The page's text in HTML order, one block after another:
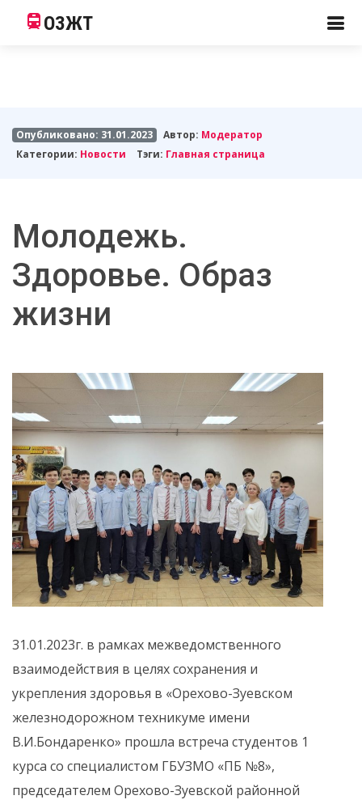
ОЗЖТ
Опубликовано: 31.01.2023 Автор: Модератор
Категории: Новости Тэги: Главная страница
Молодежь.
Здоровье. Образ
жизни
31.01.2023г. в рамках межведомственного
взаимодействия в целях сохранения и
укрепления здоровья в «Орехово-Зуевском
железнодорожном техникуме имени
В.И.Бондаренко» прошла встреча студентов 1
курса со специалистом ГБУЗМО «ПБ №8»,
председателем Орехово-Зуевской районной